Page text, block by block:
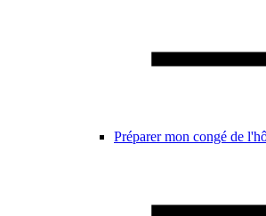
Préparer mon congé de